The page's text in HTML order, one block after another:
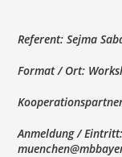
Referent: Sejma
Format / Ort:
Anmeldung / Eintritt: